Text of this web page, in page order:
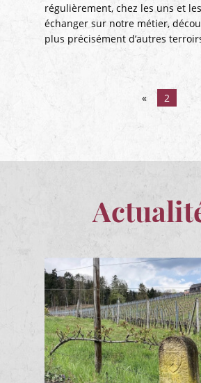
régulièrement, chez les uns et
échanger sur notre métier,
plus précisément d’autres
« 2